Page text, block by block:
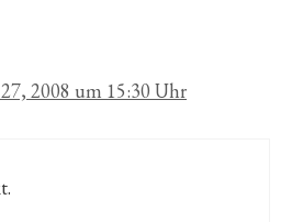
2008 um 15:30 Uhr